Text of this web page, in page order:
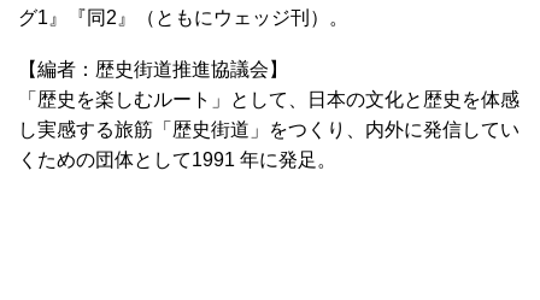
グ1』『同2』（ともにウェッジ刊）。
【編者：歴史街道推進協議会】
「歴史を楽しむルート」として、日本の文化と歴史を体感
し実感する旅筋「歴史街道」をつくり、内外に発信してい
くための団体として1991 年に発足。